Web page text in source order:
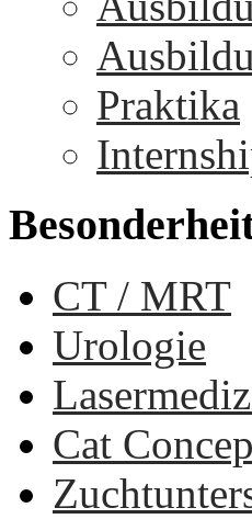
Praktika
CT / MRT
Urologie
Cat